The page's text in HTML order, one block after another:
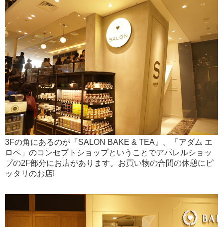
3Fの角にあるのが『SALON BAKE & TEA』。「アダム エ
ロペ」のコンセプトショップということでアパレルショッ
プの2F部分にお店があります。お買い物の合間の休憩にピ
ッタリのお店!